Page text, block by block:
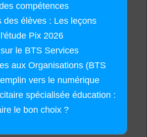
compétences
des élèves : Les leçons
Pix 2026
le BTS Services
aux Organisations (BTS
vers le numérique
spécialisée éducation :
le bon choix ?